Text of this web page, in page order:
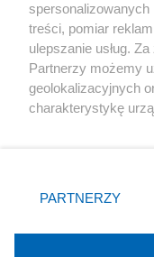
X
treści, pomiar
ulepszanie usług.
Partnerzy możemy
geolokalizacyjnych
charakterystykę
zmienić/wycofać
znajdujący się w
rodzaje
użytkownika, ale
PARTNERZY